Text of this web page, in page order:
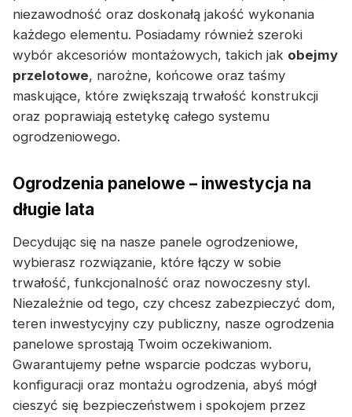
niezawodność oraz doskonałą jakość wykonania
każdego elementu. Posiadamy również szeroki
wybór akcesoriów montażowych, takich jak obejmy
przelotowe, narożne, końcowe oraz taśmy
maskujące, które zwiększają trwałość konstrukcji
oraz poprawiają estetykę całego systemu
ogrodzeniowego.
Ogrodzenia panelowe – inwestycja na
długie lata
Decydując się na nasze panele ogrodzeniowe,
wybierasz rozwiązanie, które łączy w sobie
trwałość, funkcjonalność oraz nowoczesny styl.
Niezależnie od tego, czy chcesz zabezpieczyć dom,
teren inwestycyjny czy publiczny, nasze ogrodzenia
panelowe sprostają Twoim oczekiwaniom.
Gwarantujemy pełne wsparcie podczas wyboru,
konfiguracji oraz montażu ogrodzenia, abyś mógł
cieszyć się bezpieczeństwem i spokojem przez